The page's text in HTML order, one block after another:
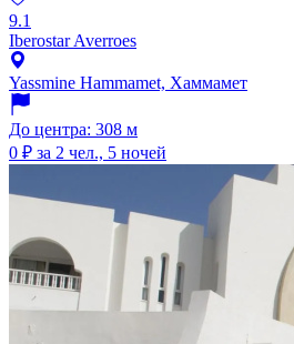
9.1
Iberostar Averroes
Yassmine Hammamet, Хаммамет
До центра: 308 м
0 ₽ за 2 чел., 5 ночей